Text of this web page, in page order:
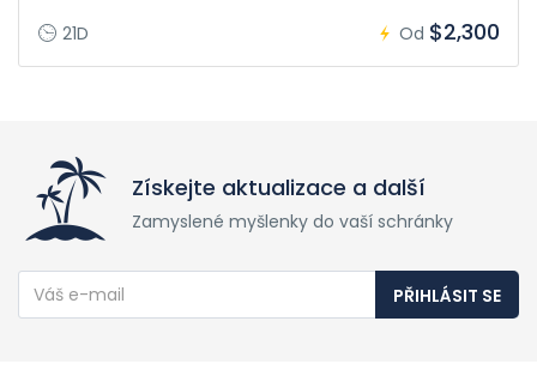
21D Od $2,300
Získejte aktualizace a další
Zamyslené myšlenky do vaší schránky
PŘIHLÁSIT SE